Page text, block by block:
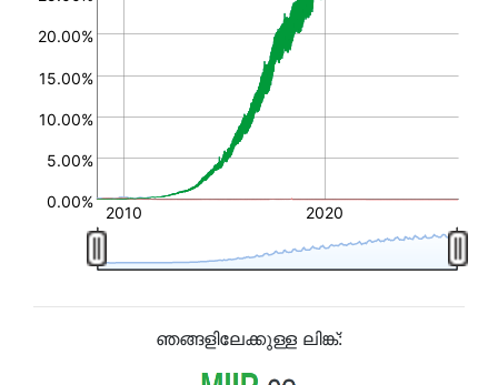
0.00%
5.00%
10.00%
15.00%
20.00%
2010 2020
ഞങ്ങളിലേക്കുള്ള ലിങ്ക്: